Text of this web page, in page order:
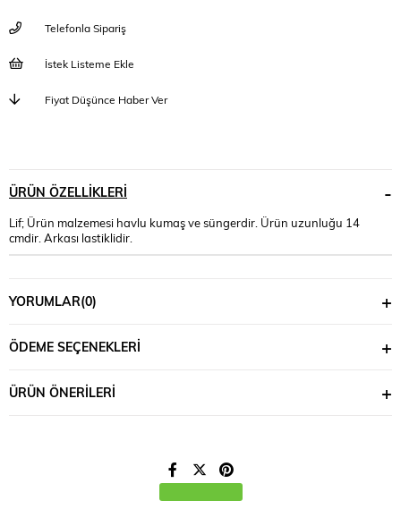
Telefonla Sipariş
İstek Listeme Ekle
Fiyat Düşünce Haber Ver
ÜRÜN ÖZELLIKLERI
Lif; Ürün malzemesi havlu kumaş ve süngerdir. Ürün uzunluğu 14
cmdir. Arkası lastiklidir.
YORUMLAR(0)
ÖDEME SEÇENEKLERI
ÜRÜN ÖNERILERI